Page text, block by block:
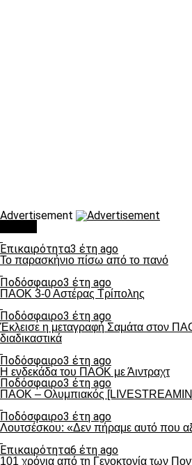
Advertisement
Επικαιρότητα3 έτη ago
Το παρασκήνιο πίσω από το πανό
Ποδόσφαιρο3 έτη ago
ΠΑΟΚ 3-0 Αστέρας Τρίπολης
Ποδόσφαιρο3 έτη ago
Έκλεισε η μεταγραφή Σαμάτα στον
διαδικαστικά
Ποδόσφαιρο3 έτη ago
Η ενδεκάδα του ΠΑΟΚ με Άιντραχτ
Ποδόσφαιρο3 έτη ago
ΠΑΟΚ – Ολυμπιακός
Ποδόσφαιρο3 έτη ago
Λουτσέσκου: «Δεν πήραμε αυτό που
Επικαιρότητα6 έτη ago
101 χρόνια από τη Γενοκτονία των